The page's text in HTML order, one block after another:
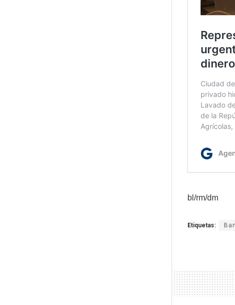
bl/rm/dm
Etiquetas: